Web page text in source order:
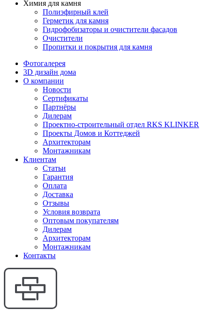
Химия для камня
Полиэфирный клей
Герметик для камня
Гидрофобизаторы и очистители фасадов
Очистители
Пропитки и покрытия для камня
Фотогалерея
3D дизайн дома
О компании
Новости
Сертификаты
Партнёры
Дилерам
Проектно-строительный отдел RKS KLINKER
Проекты Домов и Коттеджей
Архитекторам
Монтажникам
Клиентам
Статьи
Гарантия
Оплата
Доставка
Отзывы
Условия возврата
Оптовым покупателям
Дилерам
Архитекторам
Монтажникам
Контакты